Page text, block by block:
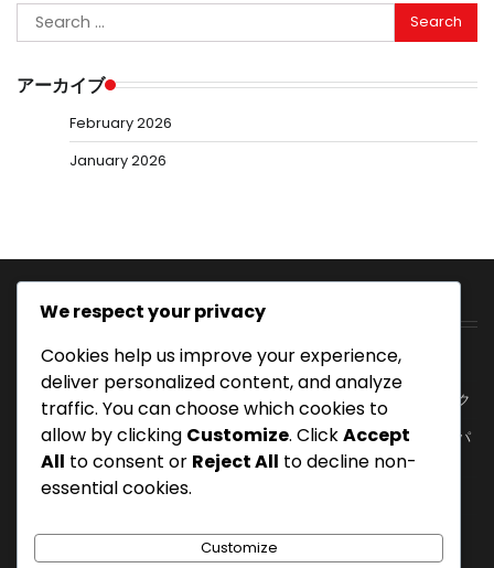
Search
for:
アーカイブ
February 2026
January 2026
最近の投稿
スマッシュショットテクニック：実行、角度、パワー
ジャンプスマッシュショット：高さ、タイミング、テクニック
バドミントンのフォアハンドクリアショット：実行、角度、パ
ワー
フォアハンドスマッシュショット：パワー、角度、実行
ショートドロップショット：配置、サプライズ、テクニック
We respect your privacy
Cookies help us improve your experience,
deliver personalized content, and analyze
traffic. You can choose which cookies to
allow by clicking Customize. ClickAccept
All to consent or Reject All to decline non-
essential cookies.
Customize